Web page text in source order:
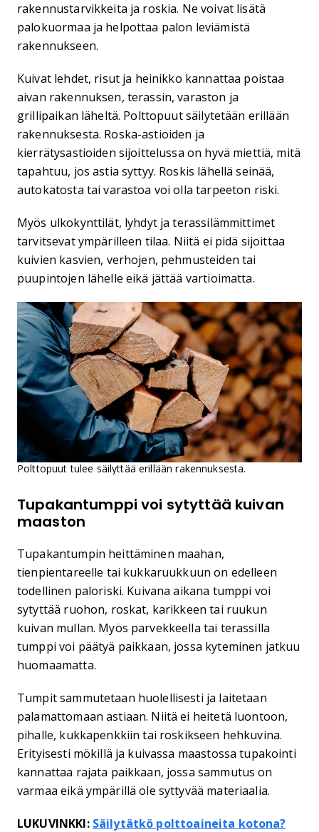
rakennustarvikkeita ja roskia. Ne voivat lisätä
palokuormaa ja helpottaa palon leviämistä
rakennukseen.
Kuivat lehdet, risut ja heinikko kannattaa poistaa
aivan rakennuksen, terassin, varaston ja
grillipaikan läheltä. Polttopuut säilytetään erillään
rakennuksesta. Roska-astioiden ja
kierrätysastioiden sijoittelussa on hyvä miettiä, mitä
tapahtuu, jos astia syttyy. Roskis lähellä seinää,
autokatosta tai varastoa voi olla tarpeeton riski.
Myös ulkokynttilät, lyhdyt ja terassilämmittimet
tarvitsevat ympärilleen tilaa. Niitä ei pidä sijoittaa
kuivien kasvien, verhojen, pehmusteiden tai
puupintojen lähelle eikä jättää vartioimatta.
Polttopuut tulee säilyttää erillään rakennuksesta.
Tupakantumppi voi sytyttää kuivan
maaston
Tupakantumpin heittäminen maahan,
tienpientareelle tai kukkaruukkuun on edelleen
todellinen paloriski. Kuivana aikana tumppi voi
sytyttää ruohon, roskat, karikkeen tai ruukun
kuivan mullan. Myös parvekkeella tai terassilla
tumppi voi päätyä paikkaan, jossa kyteminen jatkuu
huomaamatta.
Tumpit sammutetaan huolellisesti ja laitetaan
palamattomaan astiaan. Niitä ei heitetä luontoon,
pihalle, kukkapenkkiin tai roskikseen hehkuvina.
Erityisesti mökillä ja kuivassa maastossa tupakointi
kannattaa rajata paikkaan, jossa sammutus on
varmaa eikä ympärillä ole syttyvää materiaalia.
LUKUVINKKI: Säilytätkö polttoaineita kotona?